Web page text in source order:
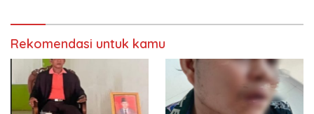
Rekomendasi untuk kamu